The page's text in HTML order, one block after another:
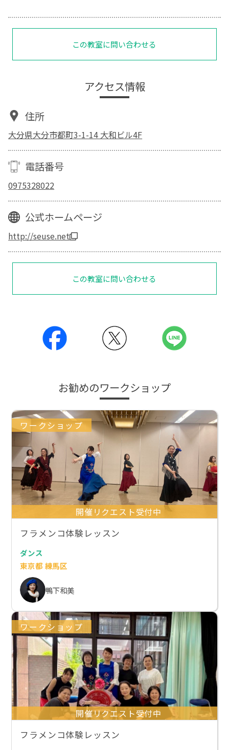
この教室に問い合わせる
アクセス情報
住所
大分県大分市都町3-1-14 大和ビル4F
電話番号
0975328022
公式ホームページ
http://seuse.net
この教室に問い合わせる
お勧めのワークショップ
ワークショップ
開催リクエスト受付中
フラメンコ体験レッスン
ダンス
東京都 練馬区
鴨下和美
ワークショップ
開催リクエスト受付中
フラメンコ体験レッスン